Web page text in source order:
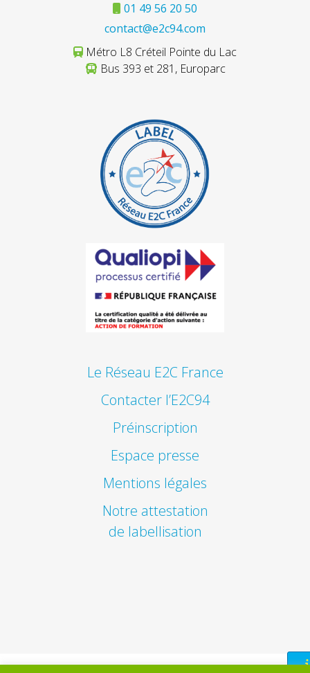
01 49 56 20 50
contact@e2c94.com
Métro L8 Créteil Pointe du Lac
Bus 393 et 281, Europarc
Le Réseau E2C France
Contacter l’E2C94
Préinscription
Espace presse
Mentions légales
Notre attestation
de labellisation